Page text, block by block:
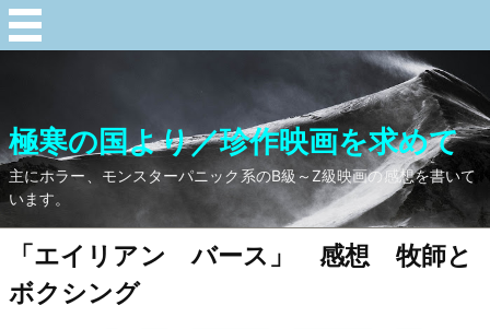
極寒の国より／珍作映画を求めて
主にホラー、モンスターパニック系のB級～Z級映画の感想を書いて
います。
「エイリアン バース」 感想 牧師と
ボクシング